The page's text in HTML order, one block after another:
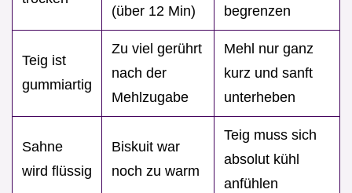
(über 12 Min)
begrenzen
Teig ist
gummiartig
Zu viel gerührt
nach der
Mehlzugabe
Mehl nur ganz
kurz und sanft
unterheben
Sahne
wird flüssig
Biskuit war
noch zu warm
Teig muss sich
absolut kühl
anfühlen